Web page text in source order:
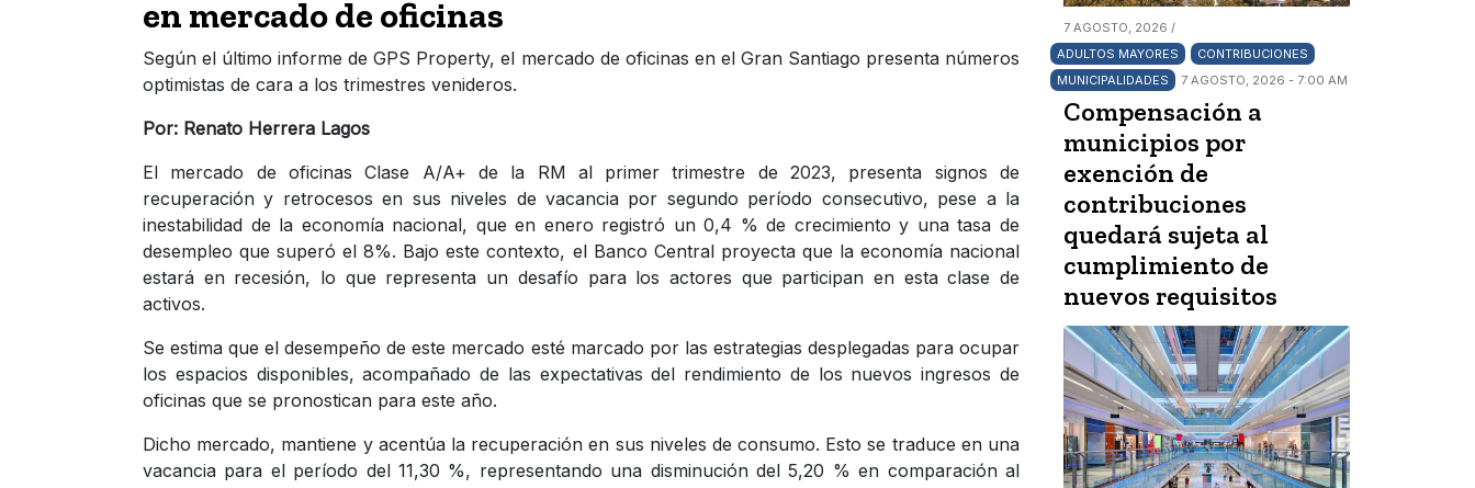
en mercado de oficinas
Según el último informe de GPS Property, el mercado de oficinas en el Gran Santiago presenta números
optimistas de cara a los trimestres venideros.
Por: Renato Herrera Lagos
El mercado de oficinas Clase A/A+ de la RM al primer trimestre de 2023, presenta signos de
recuperación y retrocesos en sus niveles de vacancia por segundo período consecutivo, pese a la
inestabilidad de la economía nacional, que en enero registró un 0,4 % de crecimiento y una tasa de
desempleo que superó el 8%. Bajo este contexto, el Banco Central proyecta que la economía nacional
estará en recesión, lo que representa un desafío para los actores que participan en esta clase de
activos.
Se estima que el desempeño de este mercado esté marcado por las estrategias desplegadas para ocupar
los espacios disponibles, acompañado de las expectativas del rendimiento de los nuevos ingresos de
oficinas que se pronostican para este año.
Dicho mercado, mantiene y acentúa la recuperación en sus niveles de consumo. Esto se traduce en una
vacancia para el período del 11,30 %, representando una disminución del 5,20 % en comparación al
7 AGOSTO, 2026 /
ADULTOS MAYORES
CONTRIBUCIONES
MUNICIPALIDADES
7 AGOSTO, 2026 - 7:00 AM
Compensación a
municipios por
exención de
contribuciones
quedará sujeta al
cumplimiento de
nuevos requisitos